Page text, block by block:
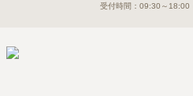
受付時間： 09:30～18:00